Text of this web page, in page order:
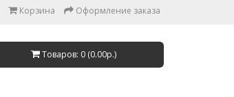
Корзина Оформление заказа
Товаров: 0 (0.00р.)